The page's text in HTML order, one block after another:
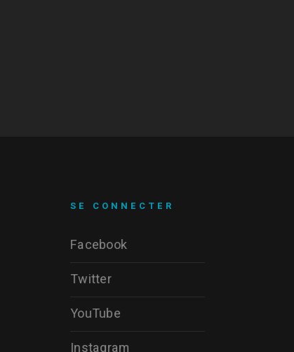
SE CONNECTER
Facebook
Twitter
YouTube
Instagram